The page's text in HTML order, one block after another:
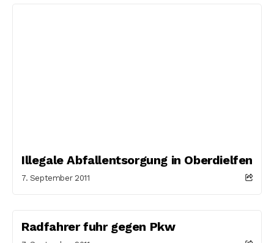
Illegale Abfallentsorgung in Oberdielfen
7. September 2011
Radfahrer fuhr gegen Pkw